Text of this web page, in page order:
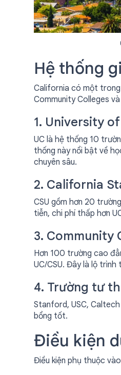
Hệ thống
California có một trong
Community Colleges
1. University
UC là hệ thống 10
thống này nổi bật về
chuyên sâu.
2. California
CSU gồm hơn 20
tiễn, chi phí thấp hơn
3. Community
Hơn 100 trường cao
UC/CSU. Đây là lộ trình
4. Trường tư
Stanford, USC,
bổng tốt.
Điều kiện
Điều kiện phụ thuộc